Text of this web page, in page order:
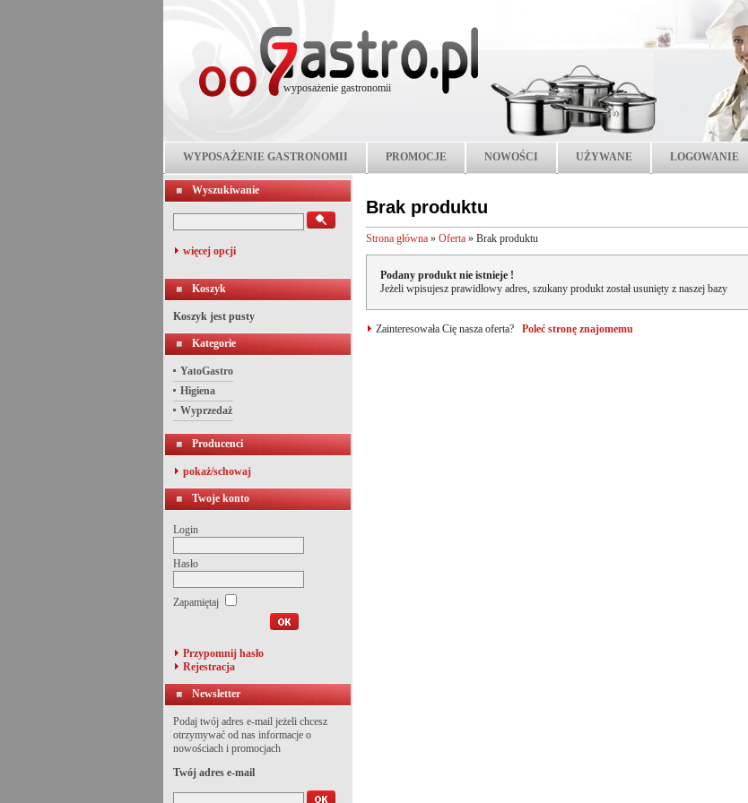
wyposażenie gastronomii
WYPOSAŻENIE GASTRONOMII PROMOCJE NOWOŚCI UŻYWANE LOGOWANIE
Wyszukiwanie
więcej opcji
Koszyk
Koszyk jest pusty
Kategorie
YatoGastro
Higiena
Wyprzedaż
Producenci
pokaż/schowaj
Twoje konto
Login
Hasło
Zapamiętaj
Przypomnij hasło
Rejestracja
Newsletter
Podaj twój adres e-mail jeżeli chcesz
otrzymywać od nas informacje o
nowościach i promocjach
Twój adres e-mail
Brak produktu
Strona główna » Oferta » Brak produktu
Podany produkt nie istnieje !
Jeżeli wpisujesz prawidłowy adres, szukany produkt został usunięty z naszej bazy
Zainteresowała Cię nasza oferta? Poleć stronę znajomemu